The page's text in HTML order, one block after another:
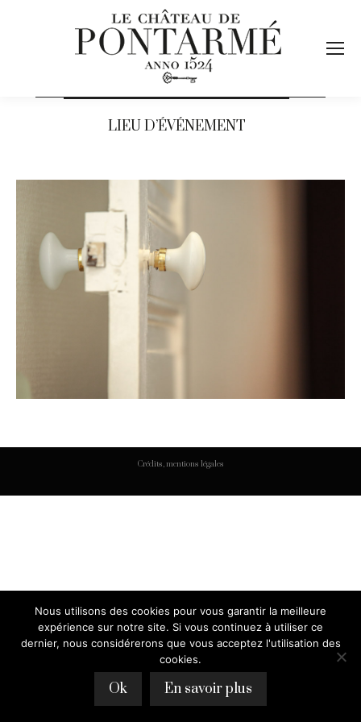
LIEU D’ÉVÉNEMENT
Crédits, mentions légales
Nous utilisons des cookies pour vous garantir la meilleure
expérience sur notre site. Si vous continuez à utiliser ce
dernier, nous considérerons que vous acceptez l'utilisation des
cookies.
Ok En savoir plus